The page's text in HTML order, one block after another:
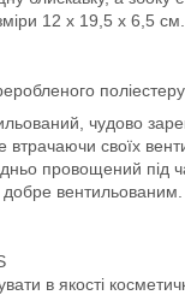
12 x 19,5 x 6,5 см.
поліестеру
чудово
своїх
провощений під
добре вентильованим.
в якості